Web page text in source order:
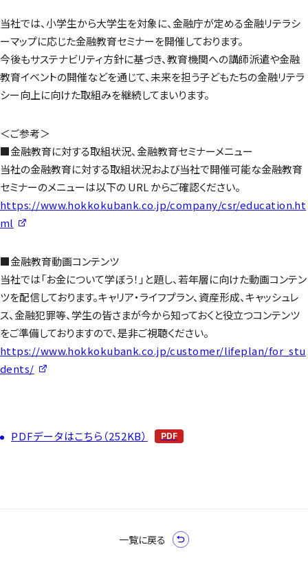
当社では、小学生から大学生を対象に、金融庁が定める金融リテラシ
ーマップに応じた金融教育セミナーを開催しております。
今後もサステナビリティ方針に基づき、教育機関への講師派遣や金融
教育イベントの開催などを通じて、未来を担う子どもたちの金融リテラ
シー向上に向けた取組みを継続してまいります。
＜ご参考＞
■金融教育に対する取組状況、金融教育セミナーメニュー
当社の金融教育に対する取組状況および当社で開催可能な金融教育
セミナーのメニューは以下の URL からご確認ください。
https://www.hokkokubank.co.jp/company/csr/education.ht
ml
■金融教育動画コンテンツ
当社では「お金について学ぼう！」と題し、若年層に向けた動画コンテン
ツを配信しております。キャリア・ライフプラン、資産形成、キャッシュレ
ス、金融犯罪等、学生の皆さまが今から知っておくと役立つコンテンツ
をご準備しておりますので、是非ご視聴ください。
https://www.hokkokubank.co.jp/customer/lifeplan/for_stu
dents/
PDFデータはこちら（252KB）
一覧に戻る